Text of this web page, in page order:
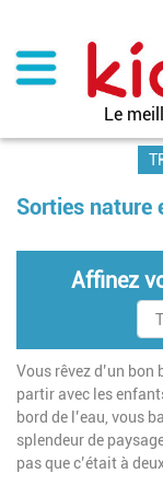
contenu
principal
Le
Sorties nature
Affinez
Vous rêvez d’un
partir avec les
bord de l’eau, vous
splendeur de
pas que c’était à